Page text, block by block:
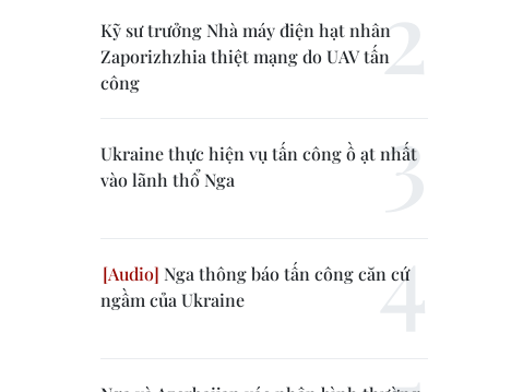
Kỹ sư trưởng Nhà máy điện hạt nhân
Zaporizhzhia thiệt mạng do UAV tấn
công
Ukraine thực hiện vụ tấn công ồ ạt nhất
vào lãnh thổ Nga
Nga thông báo tấn công căn cứ
ngầm của Ukraine